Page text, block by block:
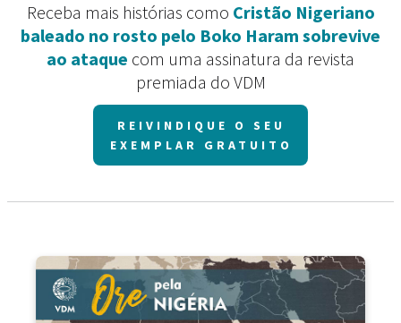
Receba mais histórias como Cristão Nigeriano
baleado no rosto pelo Boko Haram sobrevive
ao ataque com uma assinatura da revista
premiada do VDM
REIVINDIQUE O SEU
EXEMPLAR GRATUITO